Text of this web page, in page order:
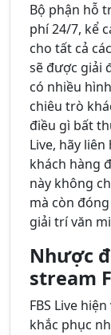
Bộ phận hỗ
phí 24/7, kể
cho tất cả
sẽ được giải
có nhiều
chiêu trò
điều gì bất
Live, hãy
khách hàng
này không
mà còn
giải trí văn
Nhược
stream
FBS Live
khắc phục